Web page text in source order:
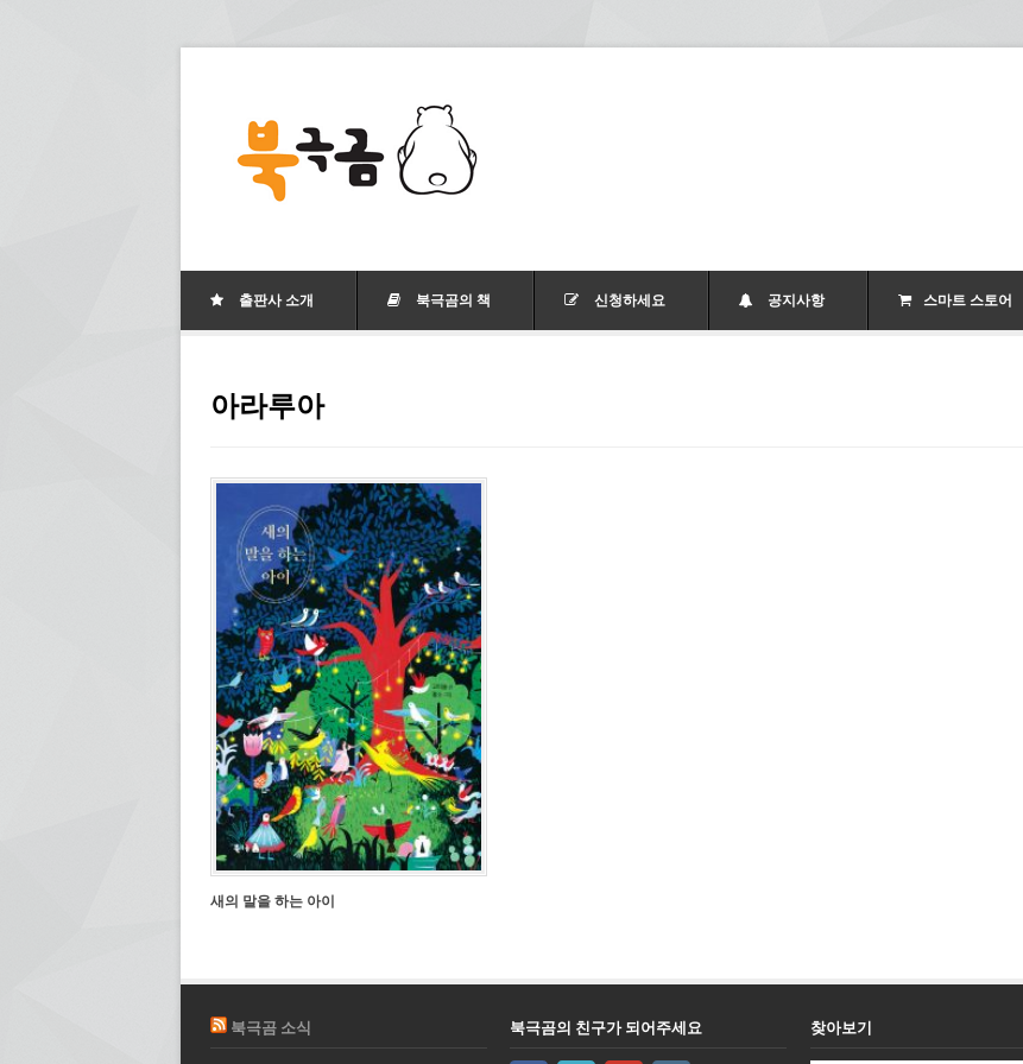
출판사 소개 북극곰의 책 신청하세요 공지사항 스마트 스토어
아라루아
새의 말을 하는 아이
북극곰 소식 북극곰의 친구가 되어주세요 찾아보기